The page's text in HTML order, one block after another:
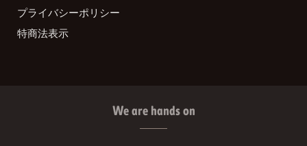
プライバシーポリシー
特商法表示
We are hands on